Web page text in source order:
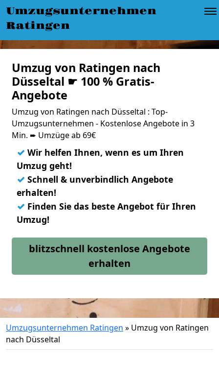
Umzugsunternehmen
Ratingen
Umzug von Ratingen nach
Düsseltal ☛ 100 % Gratis-
Angebote
Umzug von Ratingen nach Düsseltal : Top-
Umzugsunternehmen - Kostenlose Angebote in 3
Min. ➨ Umzüge ab 69€
✓ Wir helfen Ihnen, wenn es um Ihren
Umzug geht!
✓ Schnell & unverbindlich Angebote
erhalten!
✓ Finden Sie das beste Angebot für Ihren
Umzug!
blitzschnell kostenlose Angebote
erhalten
Umzugsunternehmen Ratingen » Umzug von Ratingen
nach Düsseltal